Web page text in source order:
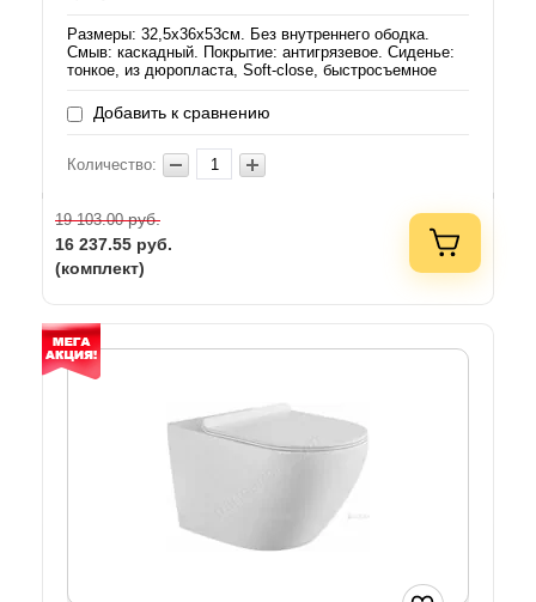
Размеры: 32,5х36х53см. Без внутреннего ободка.
Смыв: каскадный. Покрытие: антигрязевое. Сиденье:
тонкое, из дюропласта, Soft-close, быстросъемное
Добавить к сравнению
Количество:
19 103.00руб.
16 237.55 руб.
(комплект)